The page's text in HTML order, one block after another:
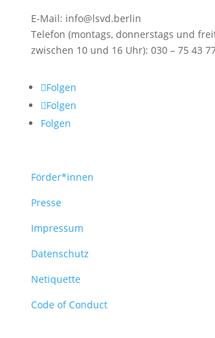
E-Mail: info@lsvd.berlin
Telefon (montags, donnerstags und
zwischen 10 und 16 Uhr): 030 – 75 43
Folgen
Folgen
Folgen
Förder*innen
Presse
Impressum
Datenschutz
Netiquette
Code of Conduct